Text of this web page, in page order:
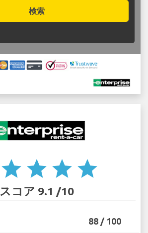
検索
star star star star
スコア 9.1 /10
88 / 100